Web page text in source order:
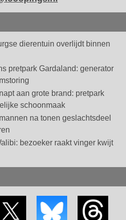
dierentuin overlijdt binnen
pretpark Gardaland: generator
aan grote brand: pretpark
schoonmaak
na tonen geslachtsdeel
bezoeker raakt vinger kwijt